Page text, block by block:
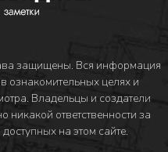
защищены. Вся информация
ознакомительных целях и
Владельцы и создатели
никакой ответственности за
на этом сайте.